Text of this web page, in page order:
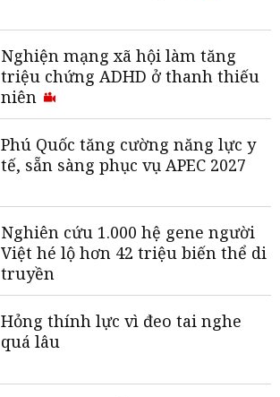
Nghiện mạng xã hội làm tăng
triệu chứng ADHD ở thanh thiếu
niên
Phú Quốc tăng cường năng lực y
tế, sẵn sàng phục vụ APEC 2027
Nghiên cứu 1.000 hệ gene người
Việt hé lộ hơn 42 triệu biến thể di
truyền
Hỏng thính lực vì đeo tai nghe
quá lâu